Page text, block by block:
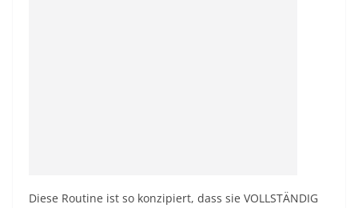
Diese Routine ist so konzipiert, dass sie VOLLSTÄNDIG